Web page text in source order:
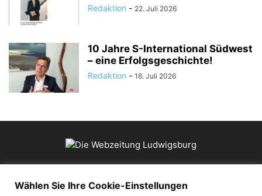
Redaktion - 22. Juli 2026
10 Jahre S-International Südwest
– eine Erfolgsgeschichte!
Redaktion - 16. Juli 2026
ÜBER UNS
Wählen Sie Ihre Cookie-Einstellungen